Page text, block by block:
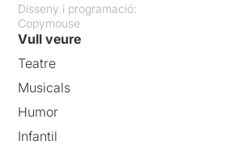
Disseny i programació:
Copymouse
Vull veure
Teatre
Musicals
Humor
Infantil